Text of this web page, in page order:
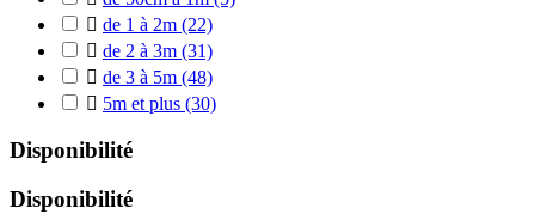
 de 1 à 2m (22)
 de 2 à 3m (31)
 de 3 à 5m (48)
 5m et plus (30)
Disponibilité
Disponibilité